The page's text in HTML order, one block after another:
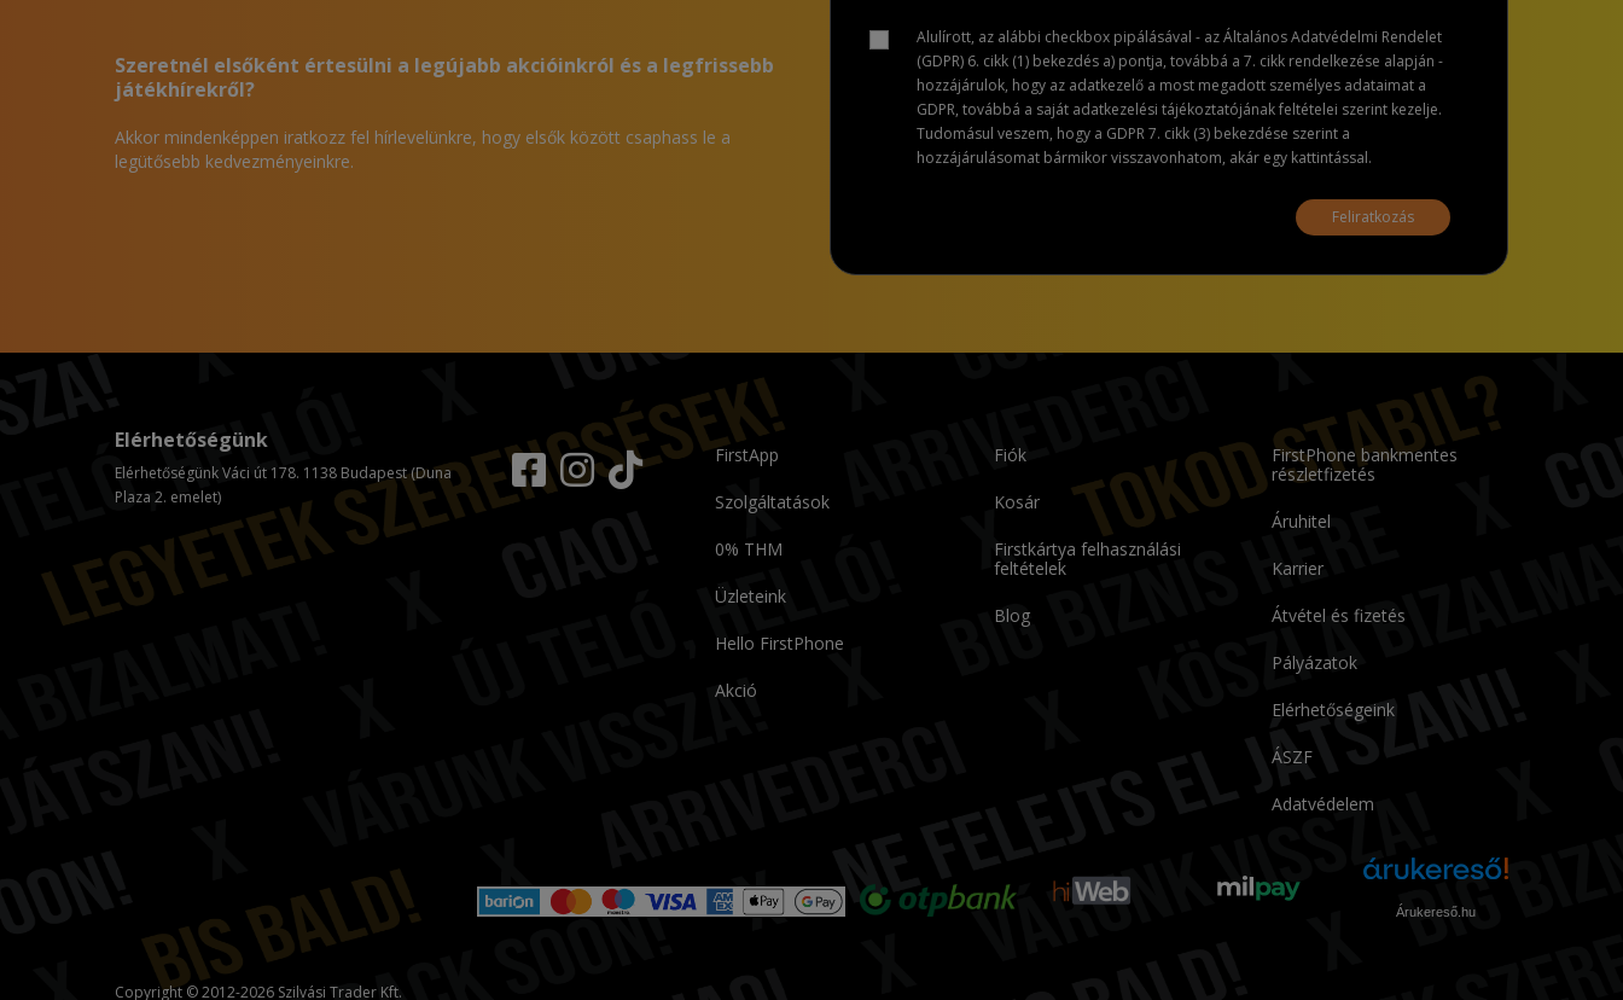
Szeretnél elsőként értesülni a legújabb akcióinkról és a legfrissebb
játékhírekről?
Akkor mindenképpen iratkozz fel hírlevelünkre, hogy elsők között csaphass le a
legütősebb kedvezményeinkre.
Alulírott, az alábbi checkbox pipálásával - az Általános Adatvédelmi Rendelet
(GDPR) 6. cikk (1) bekezdés a) pontja, továbbá a 7. cikk rendelkezése alapján -
hozzájárulok, hogy az adatkezelő a most megadott személyes adataimat a
GDPR, továbbá a saját adatkezelési tájékoztatójának feltételei szerint kezelje.
Tudomásul veszem, hogy a GDPR 7. cikk (3) bekezdése szerint a
hozzájárulásomat bármikor visszavonhatom, akár egy kattintással.
Feliratkozás
FirstApp
Szolgáltatások
0% THM
Üzleteink
Hello FirstPhone
Akció
Fiók
Kosár
Firstkártya felhasználási
feltételek
Blog
FirstPhone bankmentes
részletfizetés
Áruhitel
Karrier
Átvétel és fizetés
Pályázatok
Elérhetőségeink
ÁSZF
Adatvédelem
Elérhetőségünk
Elérhetőségünk Váci út 178. 1138 Budapest (Duna
Plaza 2. emelet)
Árukereső.hu
Copyright © 2012-2026 Szilvási Trader Kft.